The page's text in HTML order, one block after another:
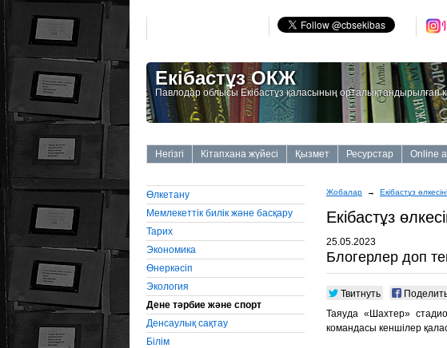
Екібастұз ОКЖ
Павлодар облысы Екібастұз қаласының орталықтандырылған
Негізгі Кітапхана жүйесі Қызмет Ресурстар Online
Өлкетану
Мемлекеттiк билiк және басқару
Тарих
Экономика
Өнеркәсiп
Экология
Дене тәрбие және спорт
Денсаулық сақтау
Бiлiм
Жобалар → Екiбастұз
Екiбастұз
25.05.2023
Блогерлер доп
Твитнуть
Таяуда «Шахтер»
командасы кеншілер